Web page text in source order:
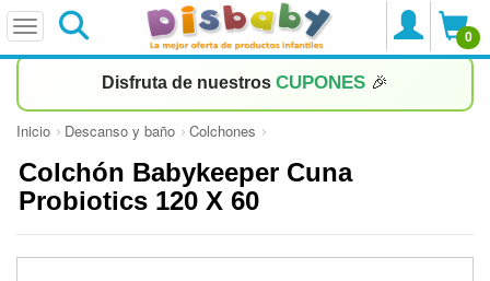
0
Disfruta de nuestros CUPONES 🎉
Inicio Descanso y baño Colchones
Colchón Babykeeper Cuna
Probiotics 120 X 60